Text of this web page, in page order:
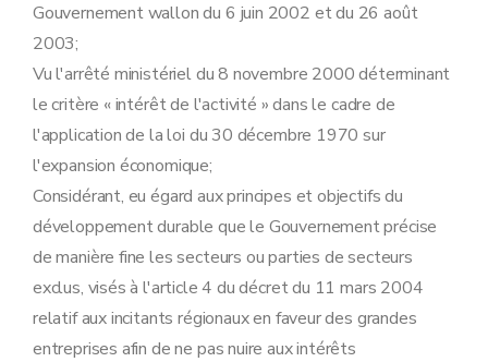
Gouvernement wallon du 6 juin 2002 et du 26 août
2003;
Vu l'arrêté ministériel du 8 novembre 2000 déterminant
le critère « intérêt de l'activité » dans le cadre de
l'application de la loi du 30 décembre 1970 sur
l'expansion économique;
Considérant, eu égard aux principes et objectifs du
développement durable que le Gouvernement précise
de manière fine les secteurs ou parties de secteurs
exclus, visés à l'article 4 du décret du 11 mars 2004
relatif aux incitants régionaux en faveur des grandes
entreprises afin de ne pas nuire aux intérêts